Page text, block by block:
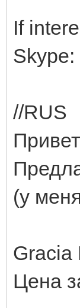
If
//RUS
(у
Gracia
Цена